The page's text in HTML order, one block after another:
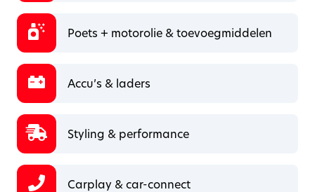
Poets + motorolie & toevoegmiddelen
Accu’s & laders
Styling & performance
Carplay & car-connect